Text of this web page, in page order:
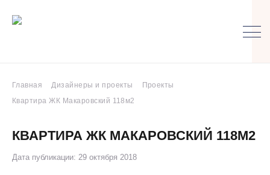
Главная Дизайнеры и проекты
Проекты
Квартира ЖК Макаровский 118м2
КВАРТИРА ЖК МАКАРОВСКИЙ 118М2
Дата публикации: 29 октября 2018